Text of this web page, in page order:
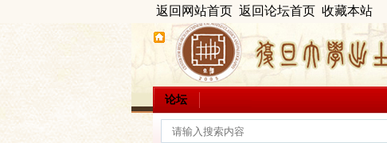
返回网站首页 返回论坛首页 收藏本站
论坛